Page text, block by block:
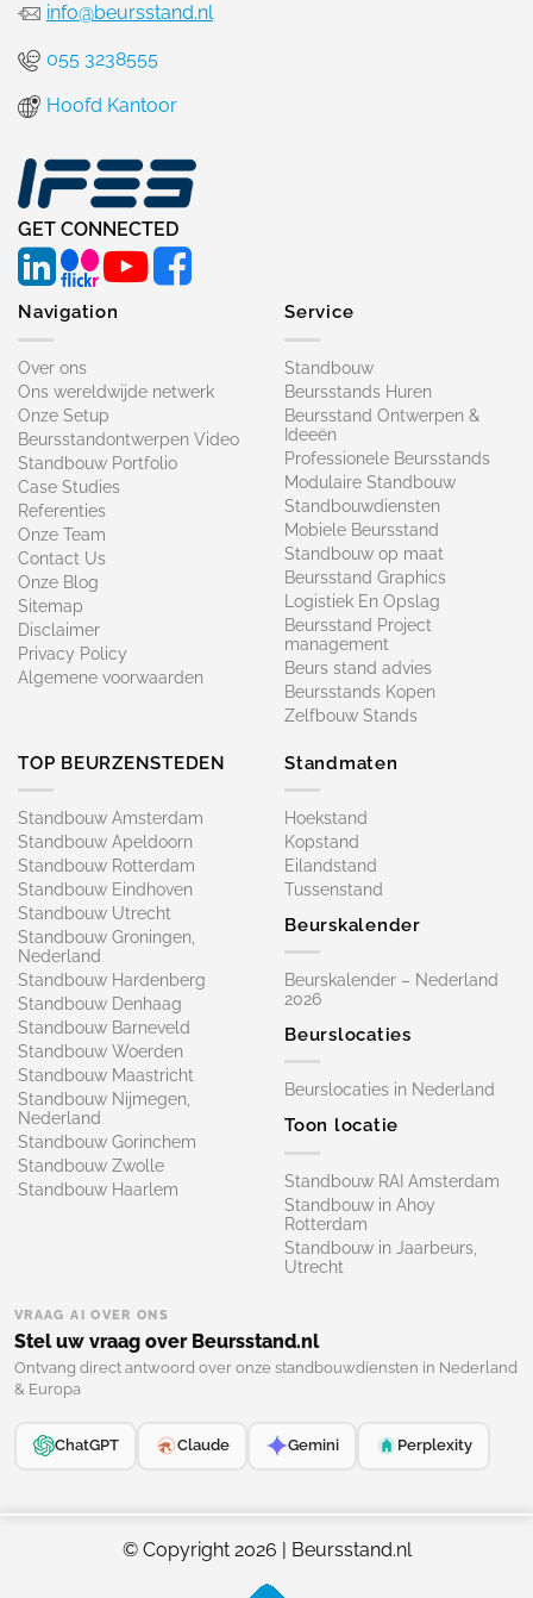
info@beursstand.nl
055 3238555
Hoofd Kantoor
GET CONNECTED
Navigation
Over ons
Ons wereldwijde netwerk
Onze Setup
Beursstandontwerpen Video
Standbouw Portfolio
Case Studies
Referenties
Onze Team
Contact Us
Onze Blog
Sitemap
Disclaimer
Privacy Policy
Algemene voorwaarden
Service
Standbouw
Beursstands Huren
Beursstand Ontwerpen &
Ideeën
Professionele Beursstands
Modulaire Standbouw
Standbouwdiensten
Mobiele Beursstand
Standbouw op maat​
Beursstand Graphics
Logistiek En Opslag
Beursstand Project
management
Beurs stand advies
Beursstands Kopen
Zelfbouw Stands
TOP BEURZENSTEDEN
Standbouw Amsterdam
Standbouw Apeldoorn
Standbouw Rotterdam
Standbouw Eindhoven
Standbouw Utrecht
Standbouw Groningen,
Nederland
Standbouw Hardenberg
Standbouw Denhaag
Standbouw Barneveld
Standbouw Woerden
Standbouw Maastricht
Standbouw Nijmegen,
Nederland
Standbouw Gorinchem
Standbouw Zwolle
Standbouw Haarlem
Standmaten
Hoekstand
Kopstand
Eilandstand
Tussenstand
Beurskalender
Beurskalender – Nederland
2026
Beurslocaties
Beurslocaties in Nederland
Toon locatie
Standbouw RAI Amsterdam
Standbouw in Ahoy
Rotterdam
Standbouw in Jaarbeurs,
Utrecht
VRAAG AI OVER ONS
Stel uw vraag over Beursstand.nl
Ontvang direct antwoord over onze standbouwdiensten in Nederland
& Europa
ChatGPT Claude Gemini Perplexity
© Copyright 2026 | Beursstand.nl